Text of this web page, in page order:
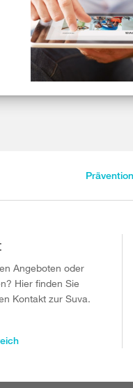
Prävention
Angeboten oder
Hier finden Sie
Kontakt zur Suva.